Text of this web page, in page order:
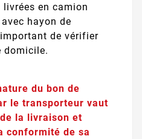
en camion
hayon de
de vérifier
domicile.
du bon de
le transporteur vaut
la livraison et
conformité de sa